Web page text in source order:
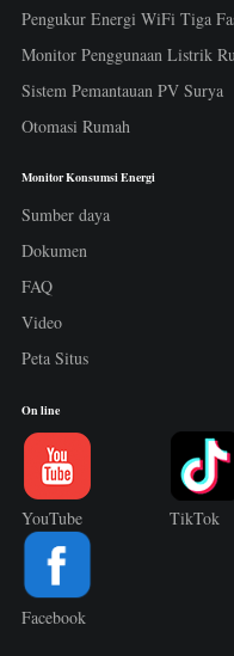
Pengukur Energi WiFi Tiga
Monitor Penggunaan Listrik
Sistem Pemantauan PV Surya
Otomasi Rumah
Monitor Konsumsi Energi
Sumber daya
Dokumen
FAQ
Video
Peta Situs
On line
YouTube TikTok
Facebook